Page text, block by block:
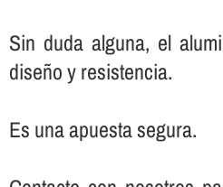
Sin duda alguna, el
diseño y resistencia.
Es una apuesta segura.